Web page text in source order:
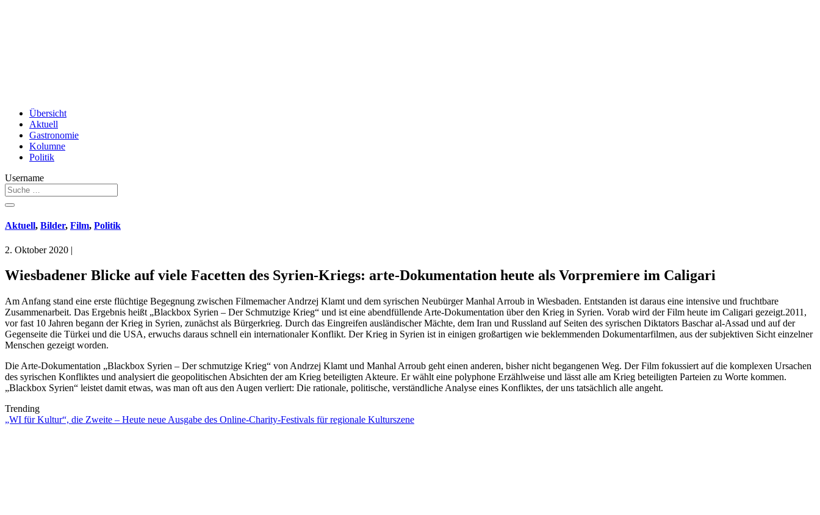
Übersicht
Aktuell
Gastronomie
Kolumne
Politik
Username
Aktuell, Bilder, Film, Politik
2. Oktober 2020 |
Wiesbadener Blicke auf viele Facetten des Syrien-Kriegs: arte-Dokumentation heute als Vorpremiere im Caligari
Am Anfang stand eine erste flüchtige Begegnung zwischen Filmemacher Andrzej Klamt und dem syrischen Neubürger Manhal Arroub in Wiesbaden. Entstanden ist daraus eine intensive und fruchtbare
Zusammenarbeit. Das Ergebnis heißt „Blackbox Syrien – Der Schmutzige Krieg“ und ist eine abendfüllende Arte-Dokumentation über den Krieg in Syrien. Vorab wird der Film heute im Caligari gezeigt.2011,
vor fast 10 Jahren begann der Krieg in Syrien, zunächst als Bürgerkrieg. Durch das Eingreifen ausländischer Mächte, dem Iran und Russland auf Seiten des syrischen Diktators Baschar al-Assad und auf der
Gegenseite die Türkei und die USA, erwuchs daraus schnell ein internationaler Konflikt. Der Krieg in Syrien ist in einigen großartigen wie beklemmenden Dokumentarfilmen, aus der subjektiven Sicht einzelner
Menschen gezeigt worden.
Die Arte-Dokumentation „Blackbox Syrien – Der schmutzige Krieg“ von Andrzej Klamt und Manhal Arroub geht einen anderen, bisher nicht begangenen Weg. Der Film fokussiert auf die komplexen Ursachen
des syrischen Konfliktes und analysiert die geopolitischen Absichten der am Krieg beteiligten Akteure. Er wählt eine polyphone Erzählweise und lässt alle am Krieg beteiligten Parteien zu Worte kommen.
„Blackbox Syrien“ leistet damit etwas, was man oft aus den Augen verliert: Die rationale, politische, verständliche Analyse eines Konfliktes, der uns tatsächlich alle angeht.
Trending
„WI für Kultur“, die Zweite – Heute neue Ausgabe des Online-Charity-Festivals für regionale Kulturszene